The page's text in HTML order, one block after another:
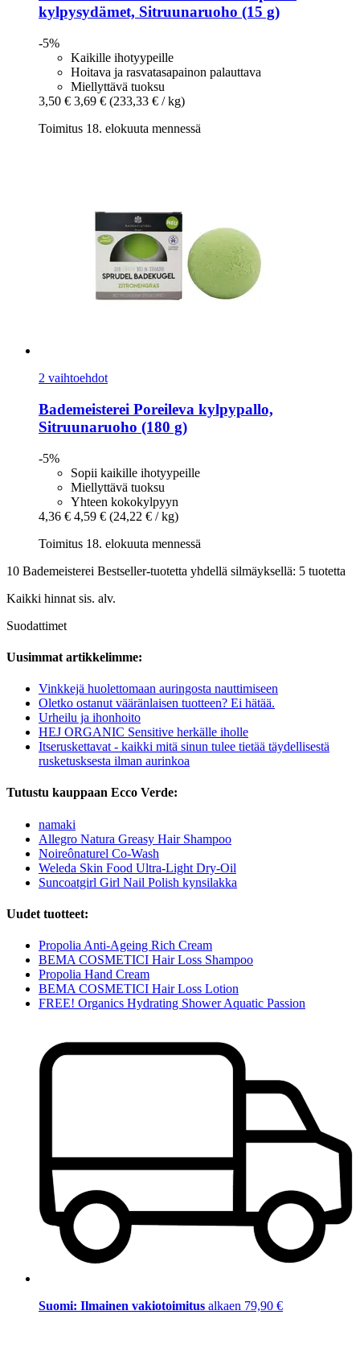
kylpysydämet, Sitruunaruoho (15 g)
-5%
Kaikille ihotyypeille
Hoitava ja rasvatasapainon palauttava
Miellyttävä tuoksu
3,50 € 3,69 € (233,33 € / kg)
Toimitus 18. elokuuta mennessä
2 vaihtoehdot
Bademeisterei Poreileva kylpypallo,
Sitruunaruoho (180 g)
-5%
Sopii kaikille ihotyypeille
Miellyttävä tuoksu
Yhteen kokokylpyyn
4,36 € 4,59 € (24,22 € / kg)
Toimitus 18. elokuuta mennessä
10 Bademeisterei Bestseller-tuotetta yhdellä silmäyksellä: 5 tuotetta
Kaikki hinnat sis. alv.
Suodattimet
Uusimmat artikkelimme:
Vinkkejä huolettomaan auringosta nauttimiseen
Oletko ostanut vääränlaisen tuotteen? Ei hätää.
Urheilu ja ihonhoito
HEJ ORGANIC Sensitive herkälle iholle
Itseruskettavat - kaikki mitä sinun tulee tietää täydellisestä
rusketusksesta ilman aurinkoa
Tutustu kauppaan Ecco Verde:
namaki
Allegro Natura Greasy Hair Shampoo
Noireônaturel Co-Wash
Weleda Skin Food Ultra-Light Dry-Oil
Suncoatgirl Girl Nail Polish kynsilakka
Uudet tuotteet:
Propolia Anti-Ageing Rich Cream
BEMA COSMETICI Hair Loss Shampoo
Propolia Hand Cream
BEMA COSMETICI Hair Loss Lotion
FREE! Organics Hydrating Shower Aquatic Passion
Suomi: Ilmainen vakiotoimitus alkaen 79,90 €